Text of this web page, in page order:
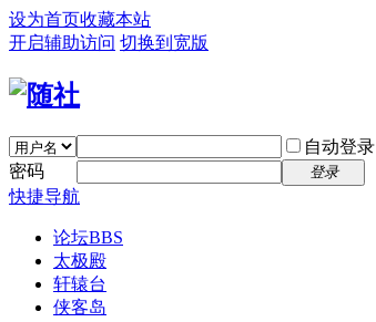
设为首页收藏本站
开启辅助访问 切换到宽版
自动登录
密码
登录
快捷导航
论坛BBS
太极殿
轩辕台
侠客岛